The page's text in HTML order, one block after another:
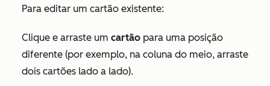
Para editar um cartão existente:
Clique e arraste um cartão para uma posição
diferente (por exemplo, na coluna do meio, arraste
dois cartões lado a lado).